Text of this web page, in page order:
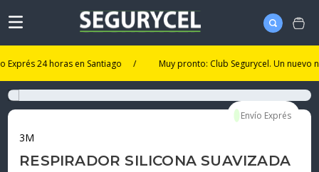
24 horas en Santiago / Muy pronto: Club Segurycel. Un nuevo nivel
3M
RESPIRADOR SILICONA SUAVIZADA